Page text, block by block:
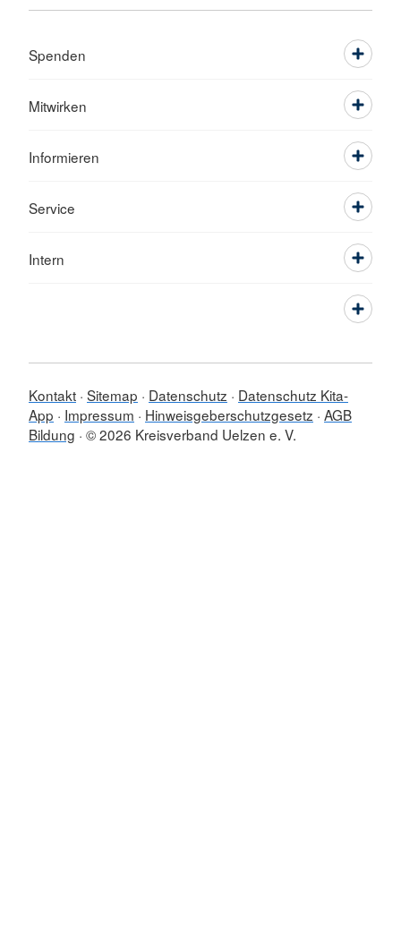
Spenden
Mitwirken
Informieren
Service
Intern
Kontakt Sitemap Datenschutz
Datenschutz Kita-
App
Impressum Hinweisgeberschutzgesetz AGB
Bildung © 2026 Kreisverband Uelzen e. V.